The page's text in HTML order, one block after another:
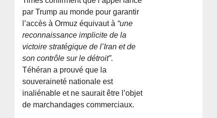
par Trump au monde pour garantir
l’accès à Ormuz équivaut à “une
reconnaissance implicite de la
victoire stratégique de l’Iran et de
son contrôle sur le détroit”.
Téhéran a prouvé que la
souveraineté nationale est
inaliénable et ne saurait être l’objet
de marchandages commerciaux.